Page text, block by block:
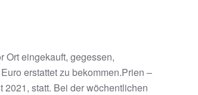
Ort eingekauft, gegessen,
erstattet zu bekommen.Prien –
statt. Bei der wöchentlichen